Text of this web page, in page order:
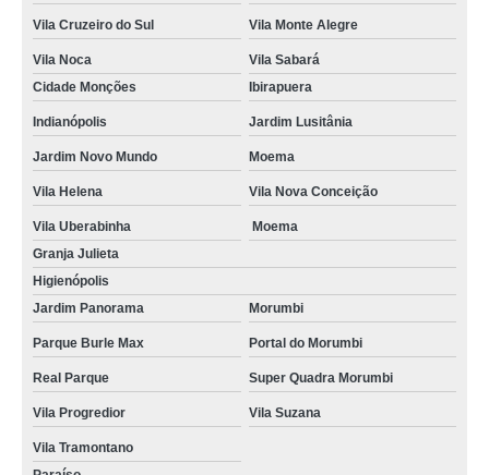
Vila Cruzeiro do Sul Vila Monte Alegre
Vila Noca
Vila Sabará
Cidade Monções
Ibirapuera
Indianópolis Jardim Lusitânia
Jardim Novo Mundo Moema
Vila Helena Vila Nova Conceição
Vila Uberabinha
Moema
Granja Julieta
Higienópolis
Jardim Panorama
Morumbi
Parque Burle Max Portal do Morumbi
Real Parque Super Quadra Morumbi
Vila Progredior Vila Suzana
Vila Tramontano